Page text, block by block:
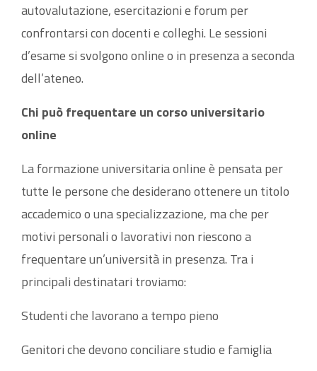
autovalutazione, esercitazioni e forum per
confrontarsi con docenti e colleghi. Le sessioni
d’esame si svolgono online o in presenza a seconda
dell’ateneo.
Chi può frequentare un corso universitario
online
La formazione universitaria online è pensata per
tutte le persone che desiderano ottenere un titolo
accademico o una specializzazione, ma che per
motivi personali o lavorativi non riescono a
frequentare un’università in presenza. Tra i
principali destinatari troviamo:
Studenti che lavorano a tempo pieno
Genitori che devono conciliare studio e famiglia